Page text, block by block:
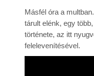
Videók
Rólunk
Másfél óra a
tárult elénk, egy
története, az itt
felelevenítésével.